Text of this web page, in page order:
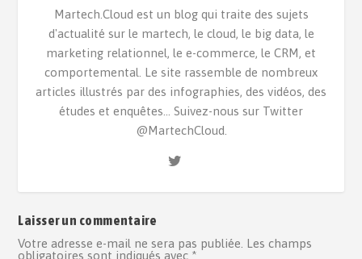
Martech.Cloud est un blog qui traite des sujets
d'actualité sur le martech, le cloud, le big data, le
marketing relationnel, le e-commerce, le CRM, et
comportemental. Le site rassemble de nombreux
articles illustrés par des infographies, des vidéos, des
études et enquêtes... Suivez-nous sur Twitter
@MartechCloud.
Laisser un commentaire
Votre adresse e-mail ne sera pas publiée. Les champs
obligatoires sont indiqués avec *